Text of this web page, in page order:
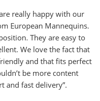
really happy with our
European Mannequins.
They are easy to
We love the fact that
and that fits perfect
be more content
and fast delivery”.